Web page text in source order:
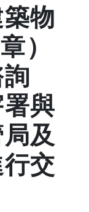
物
）
與
及
交